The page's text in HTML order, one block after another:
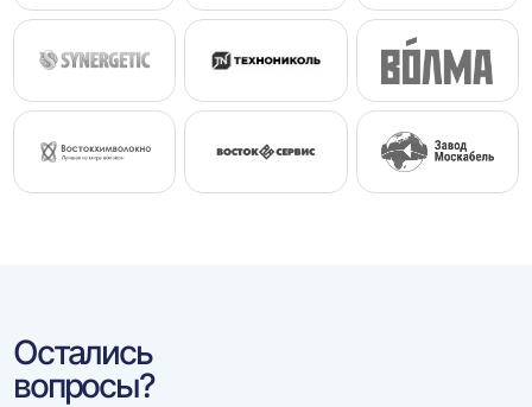
Остались
вопросы?